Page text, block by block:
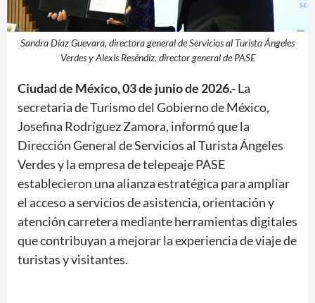
Sandra Díaz Guevara, directora general de Servicios al Turista Ángeles
Verdes y Alexis Reséndiz, director general de PASE
Ciudad de México, 03 de junio de 2026.-La
secretaria de Turismo del Gobierno de México,
Josefina Rodríguez Zamora, informó que la
Dirección General de Servicios al Turista Ángeles
Verdes y la empresa de telepeaje PASE
establecieron una alianza estratégica para ampliar
el acceso a servicios de asistencia, orientación y
atención carretera mediante herramientas digitales
que contribuyan a mejorar la experiencia de viaje de
turistas y visitantes.